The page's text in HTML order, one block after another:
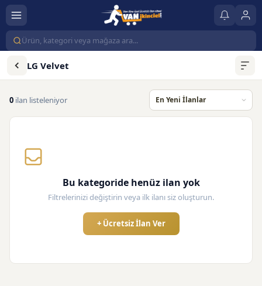
LG Velvet
0 ilan listeleniyor
Bu kategoride henüz ilan yok
Filtrelerinizi değiştirin veya ilk ilanı siz oluşturun.
+ Ücretsiz İlan Ver